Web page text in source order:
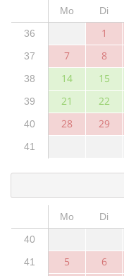
Mo Di
36
1
37 7 8
38 14 15
39 21 22
40 28 29
41
Mo Di
40
41 5 6